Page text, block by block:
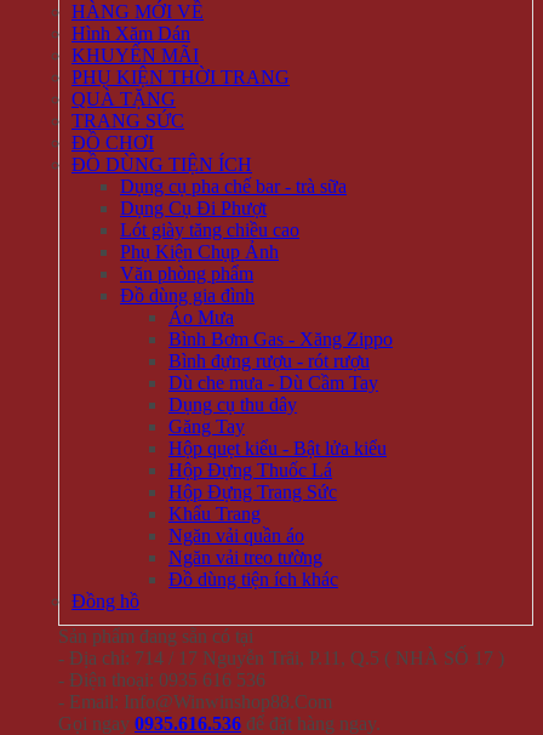
HÀNG MỚI VỀ
Hình Xăm Dán
KHUYẾN MÃI
PHỤ KIỆN THỜI TRANG
QUÀ TẶNG
TRANG SỨC
ĐỒ CHƠI
ĐỒ DÙNG TIỆN ÍCH
Dụng cụ pha chế bar - trà sữa
Dụng Cụ Đi Phượt
Lót giày tăng chiều cao
Phụ Kiện Chụp Ảnh
Văn phòng phẩm
Đồ dùng gia đình
Áo Mưa
Bình Bơm Gas - Xăng Zippo
Bình đựng rượu - rót rượu
Dù che mưa - Dù Cầm Tay
Dụng cụ thu dây
Găng Tay
Hộp quẹt kiểu - Bật lửa kiểu
Hộp Đựng Thuốc Lá
Hộp Đựng Trang Sức
Khẩu Trang
Ngăn vải quần áo
Ngăn vải treo tường
Đồ dùng tiện ích khác
Đồng hồ
Sản phẩm đang sẵn có tại
- Địa chỉ: 714 / 17 Nguyễn Trãi, P.11, Q.5 ( NHÀ SỐ 17 )
- Điện thoại: 0935 616 536
- Email: Info@Winwinshop88.Com
Gọi ngay 0935.616.536 để đặt hàng ngay.